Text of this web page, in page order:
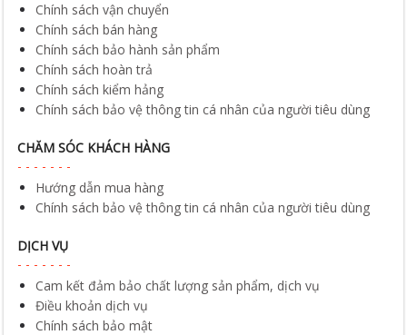
Chính sách vận chuyển
Chính sách bán hàng
Chính sách bảo hành sản phẩm
Chính sách hoàn trả
Chính sách kiểm hảng
Chính sách bảo vệ thông tin cá nhân của người tiêu dùng
CHĂM SÓC KHÁCH HÀNG
Hướng dẫn mua hàng
Chính sách bảo vệ thông tin cá nhân của người tiêu dùng
DỊCH VỤ
Cam kết đảm bảo chất lượng sản phẩm, dịch vụ
Điều khoản dịch vụ
Chính sách bảo mật